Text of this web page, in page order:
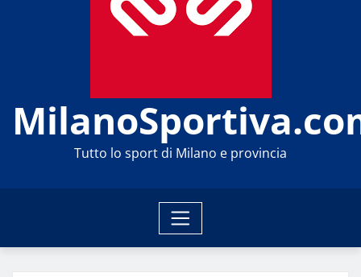
Tutto lo sport di Milano e provincia